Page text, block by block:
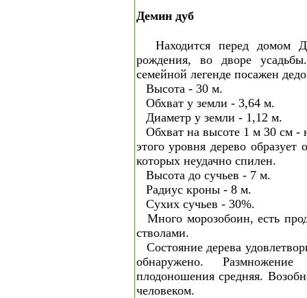
Демин дуб
Находится перед домом
рождения, во дворе
семейной легенде посажен
Высота - 30 м.
Обхват у земли - 3,64 м.
Диаметр у земли - 1,12 м.
Обхват на высоте 1 м 30 см -
этого уровня дерево образует
которых неудачно спилен.
Высота до сучьев - 7 м.
Радиус кроны - 8 м.
Сухих сучьев - 30%.
Много морозобоин, есть
стволами.
Состояние дерева
обнаружено. Размножение
плодоношения средняя.
человеком.